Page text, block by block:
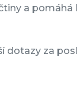
a pomáhá
dotazy za